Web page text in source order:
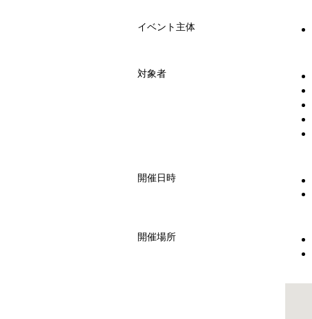
イベント主体
対象者
開催日時
開催場所